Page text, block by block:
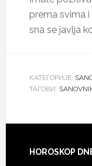
prema svima
sna se javlja
КАТЕГОРИЈЕ:
ТАГОВИ:
Footer
HOROSKOP